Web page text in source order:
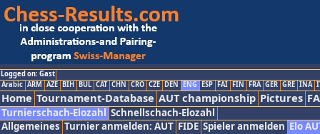
Logged on: Gast
Arabic ARM AZE BIH BUL CAT CHN CRO CZE DEN ENG ESP FAI FIN FRA GER GRE INA
Home Tournament-Database AUT championship Pictures
Turnierschach-Elozahl Schnellschach-Elozahl
Allgemeines Turnier anmelden: AUT FIDE Spieler anmelden Elo